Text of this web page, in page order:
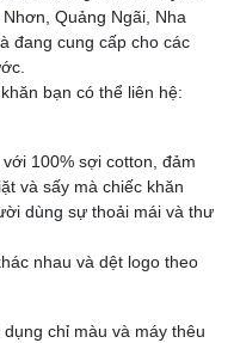
Quảng Ngãi, Nha
đang cung cấp cho các
bạn có thể liên hệ:
100% sợi cotton, đảm
và sấy mà chiếc khăn
dùng sự thoải mái và thư
nhau và dệt logo theo
chỉ màu và máy thêu